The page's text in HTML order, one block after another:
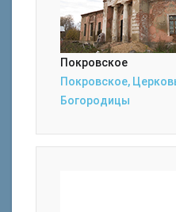
Покровское
Покровское,
Богородицы